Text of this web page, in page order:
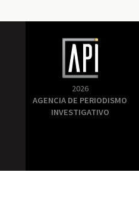
2026
AGENCIA DE PERIODISMO
INVESTIGATIVO